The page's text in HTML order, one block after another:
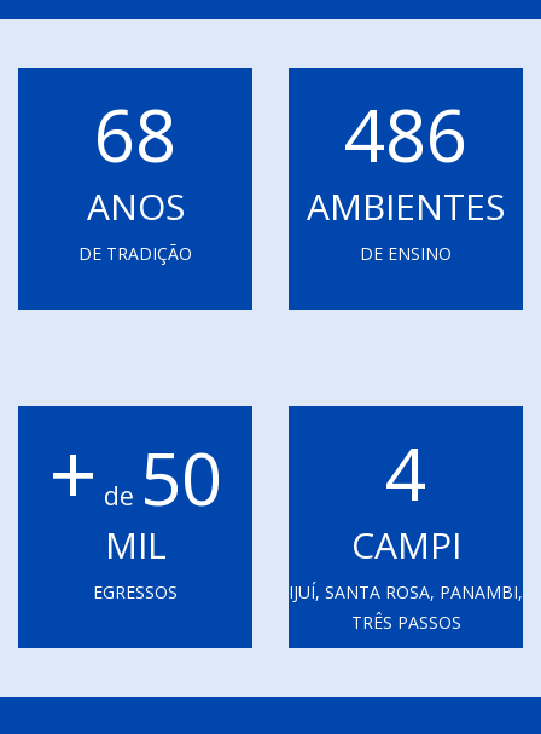
68
ANOS
DE TRADIÇÃO
486
AMBIENTES
DE ENSINO
+ de 50
MIL
EGRESSOS
4
CAMPI
IJUÍ, SANTA ROSA, PANAMBI,
TRÊS PASSOS